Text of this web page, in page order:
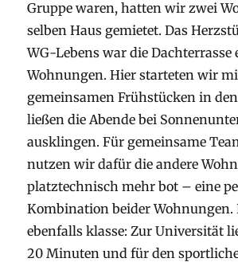
Gruppe waren, hatten wir zwei
selben Haus gemietet. Das
WG-Lebens war die Dachterrasse
Wohnungen. Hier starteten wir
gemeinsamen Frühstücken in
ließen die Abende bei
ausklingen. Für gemeinsame
nutzen wir dafür die andere
platztechnisch mehr bot – eine
Kombination beider Wohnungen.
ebenfalls klasse: Zur Universität
20 Minuten und für den